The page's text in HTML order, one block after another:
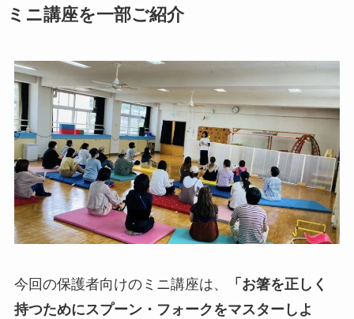
ミニ講座を一部ご紹介
今回の保護者向けのミニ講座は、
「お箸を正しく
持つためにスプーン・フォークをマスターしよ